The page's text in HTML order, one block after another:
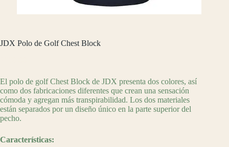
JDX Polo de Golf Chest Block
El polo de golf Chest Block de JDX presenta dos colores, así
como dos fabricaciones diferentes que crean una sensación
cómoda y agregan más transpirabilidad. Los dos materiales
están separados por un diseño único en la parte superior del
pecho.
Características: